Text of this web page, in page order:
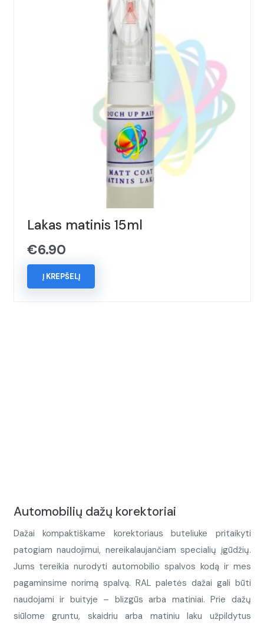
Lakas matinis 15ml
€6.90
Į KREPŠELĮ
Automobilių dažų korektoriai
Dažai kompaktiškame korektoriaus buteliuke pritaikyti
patogiam naudojimui, nereikalaujančiam specialių įgūdžių.
Jums tereikia nurodyti automobilio spalvos kodą ir mes
pagaminsime norimą spalvą. RAL paletės dažai gali būti
naudojami ir buityje – blizgūs arba matiniai. Prie dažų
siūlome gruntu, skaidriu arba matiniu laku užpildytus